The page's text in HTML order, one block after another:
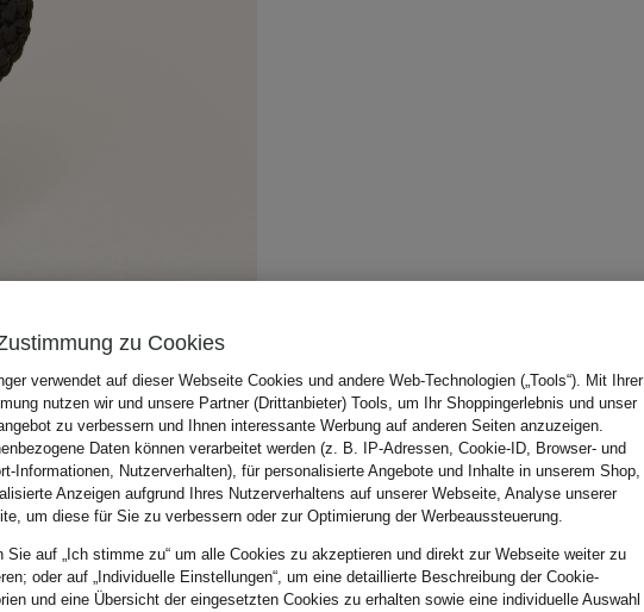
zu Cookies
verwendet auf dieser Webseite Cookies und andere Web-Technologien („Tools“). Mit Ihrer
nutzen wir und unsere Partner (Drittanbieter) Tools, um Ihr Shoppingerlebnis und unser
zu verbessern und Ihnen interessante Werbung auf anderen Seiten anzuzeigen.
Daten können verarbeitet werden (z. B. IP-Adressen, Cookie-ID, Browser- und
Informationen, Nutzerverhalten), für personalisierte Angebote und Inhalte in unserem Shop,
Anzeigen aufgrund Ihres Nutzerverhaltens auf unserer Webseite, Analyse unserer
um diese für Sie zu verbessern oder zur Optimierung der Werbeaussteuerung.
Sie auf „Ich stimme zu“ um alle Cookies zu akzeptieren und direkt zur Webseite weiter zu
oder auf „Individuelle Einstellungen“, um eine detaillierte Beschreibung der Cookie-
und eine Übersicht der eingesetzten Cookies zu erhalten sowie eine individuelle Auswahl